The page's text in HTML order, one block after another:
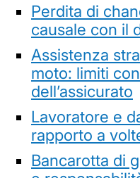
Perdita di
causale con il
Assistenza
moto: limiti
dell’assicurato
Lavoratore e
rapporto a
Bancarotta di